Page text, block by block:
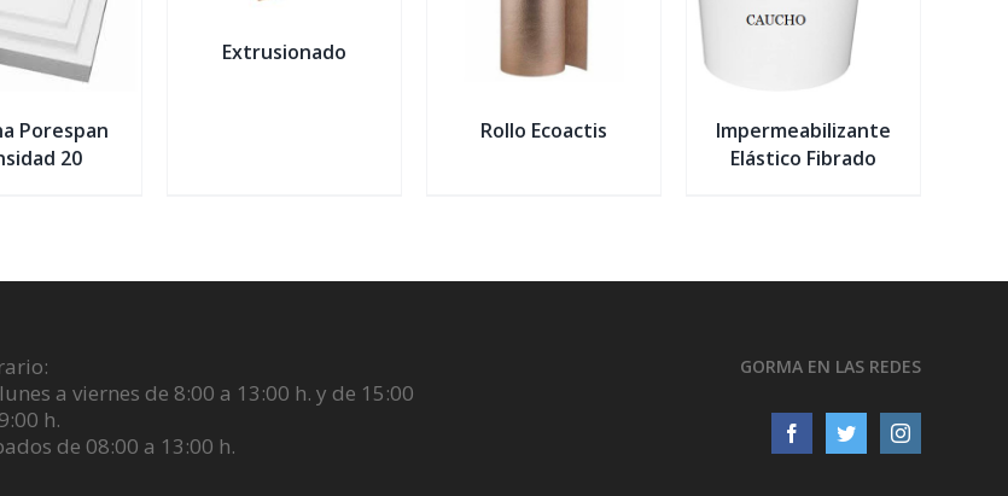
Porespan
20
Extrusionado
Rollo Ecoactis
Impermeabilizante
Elástico Fibrado
a viernes de 8:00 a 13:00 h. y de 15:00
h.
de 08:00 a 13:00 h.
GORMA EN LAS REDES